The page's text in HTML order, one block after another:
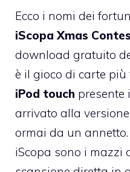
Ecco i nomi dei
iScopa Xmas
download gratuito
è il gioco di carte
iPod touch presente
arrivato alla
ormai da un
iScopa sono i mazzi